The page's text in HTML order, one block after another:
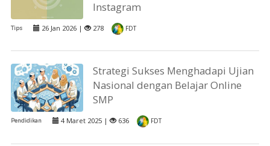
Instagram
Tips 26 Jan 2026 | 278 FDT
Strategi Sukses Menghadapi Ujian
Nasional dengan Belajar Online
SMP
Pendidikan 4 Maret 2025 | 636 FDT